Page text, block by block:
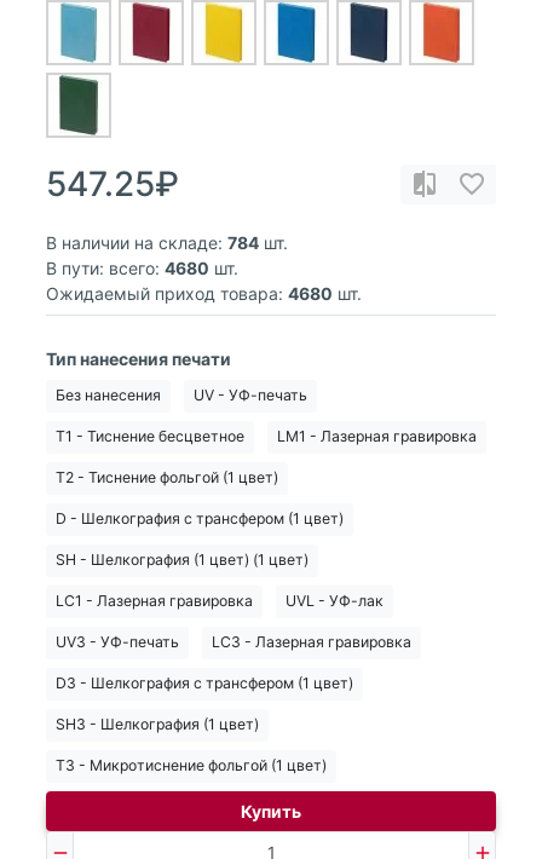
547.25₽
В наличии на складе: 784 шт.
В пути: всего: 4680 шт.
Ожидаемый приход товара: 4680 шт.
Тип нанесения печати
Без нанесения UV - УФ-печать
T1 - Тиснение бесцветное LM1 - Лазерная гравировка
T2 - Тиснение фольгой (1 цвет)
D - Шелкография с трансфером (1 цвет)
SH - Шелкография (1 цвет) (1 цвет)
LC1 - Лазерная гравировка UVL - УФ-лак
UV3 - УФ-печать LC3 - Лазерная гравировка
D3 - Шелкография с трансфером (1 цвет)
SH3 - Шелкография (1 цвет)
T3 - Микротиснение фольгой (1 цвет)
Купить